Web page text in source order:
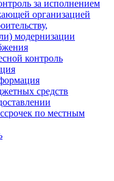
за исполнением
организацией
модернизации
контроль
средств
по местным